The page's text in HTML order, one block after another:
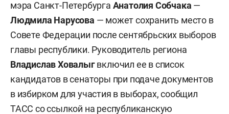
мэра Санкт-Петербурга Анатолия Собчака —
Людмила Нарусова — может сохранить место в
Совете Федерации после сентябрьских выборов
главы республики. Руководитель региона
Владислав Ховалыгвключил ее в список
кандидатов в сенаторы при подаче документов
в избирком для участия в выборах, сообщил
ТАСС со ссылкой на республиканскую